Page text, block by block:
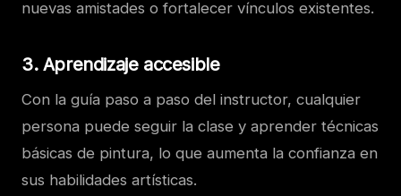
nuevas amistades o fortalecer vínculos existentes.
3. Aprendizaje accesible
Con la guía paso a paso del instructor, cualquier
persona puede seguir la clase y aprender técnicas
básicas de pintura, lo que aumenta la confianza en
sus habilidades artísticas.